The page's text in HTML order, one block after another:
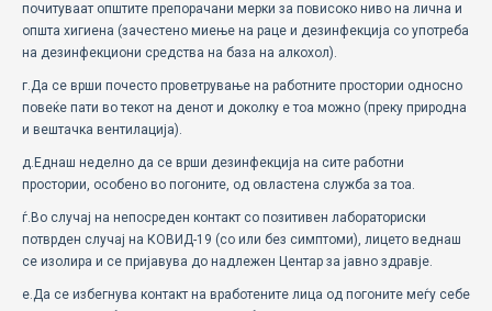
почитуваат општите препорачани мерки за повисоко ниво на лична и
општа хигиена (зачестено миење на раце и дезинфекција со употреба
на дезинфекциони средства на база на алкохол).
г.Да се врши почесто проветрување на работните простории односно
повеќе пати во текот на денот и доколку е тоа можно (преку природна
и вештачка вентилација).
д.Eднаш неделно да се врши дезинфекција на сите работни
простории, особено во погоните, од овластена служба за тоа.
ѓ.Во случај на непосреден контакт со позитивен лабораториски
потврден случај на КОВИД-19 (со или без симптоми), лицето веднаш
се изолира и се пријавува до надлежен Центар за јавно здравје.
е.Да се избегнува контакт на вработените лица од погоните меѓу себе